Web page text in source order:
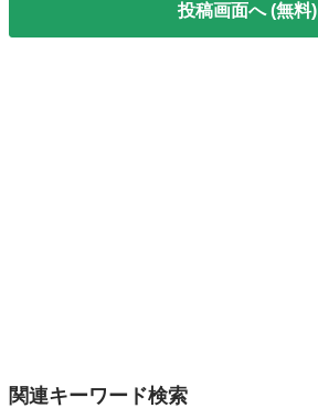
投稿画面へ (無料)
関連キーワード検索